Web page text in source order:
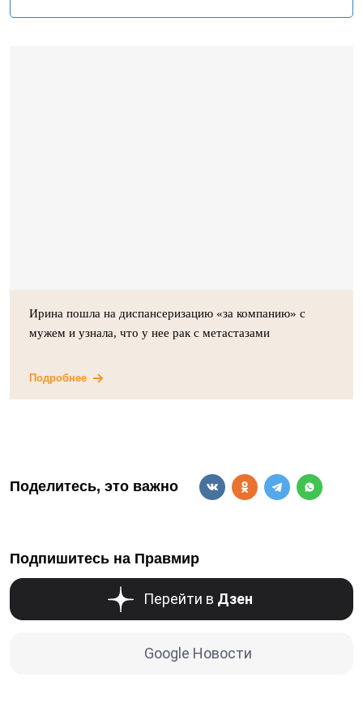
Ирина пошла на диспансеризацию «за компанию» с
мужем и узнала, что у нее рак с метастазами
Подробнее
Поделитесь, это важно
Подпишитесь на Правмир
Перейти в Дзен
Google Новости